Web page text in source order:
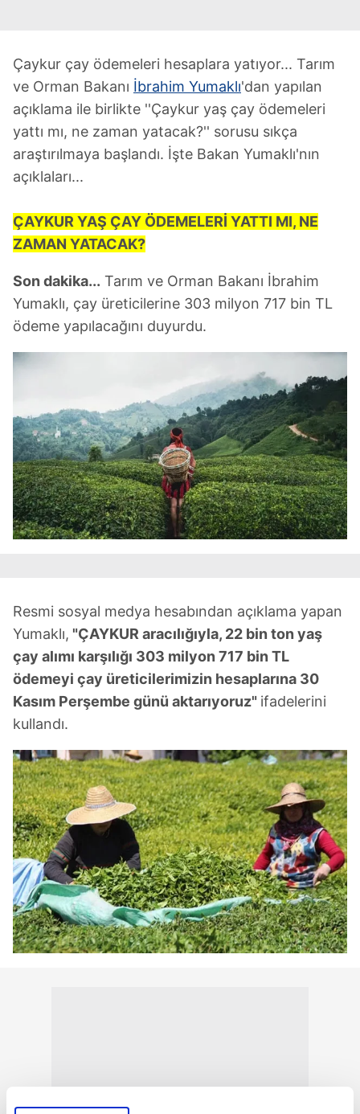
Çaykur çay ödemeleri hesaplara yatıyor... Tarım
ve Orman Bakanı İbrahim Yumaklı'dan yapılan
açıklama ile birlikte ''Çaykur yaş çay ödemeleri
yattı mı, ne zaman yatacak?'' sorusu sıkça
araştırılmaya başlandı. İşte Bakan Yumaklı'nın
açıklaları...
ÇAYKUR YAŞ ÇAY ÖDEMELERİ YATTI MI, NE
ZAMAN YATACAK?
Son dakika... Tarım ve Orman Bakanı İbrahim
Yumaklı, çay üreticilerine 303 milyon 717 bin TL
ödeme yapılacağını duyurdu.
Resmi sosyal medya hesabından açıklama yapan
Yumaklı, "ÇAYKUR aracılığıyla, 22 bin ton yaş
çay alımı karşılığı 303 milyon 717 bin TL
ödemeyi çay üreticilerimizin hesaplarına 30
Kasım Perşembe günü aktarıyoruz" ifadelerini
kullandı.